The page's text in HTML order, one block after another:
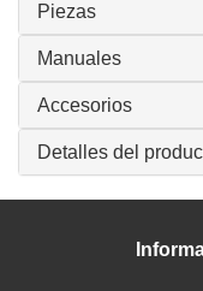
Piezas
Manuales
Accesorios
Detalles del